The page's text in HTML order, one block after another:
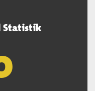
Statistik